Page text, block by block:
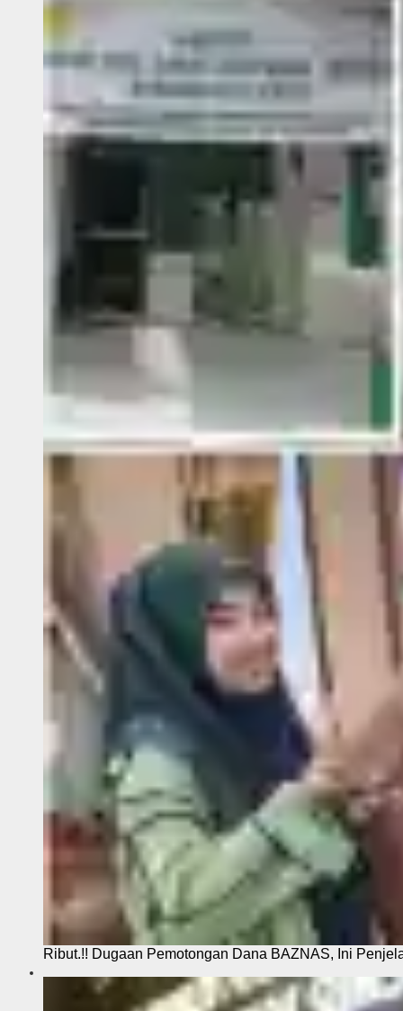
Ribut.!! Dugaan Pemotongan Dana BAZNAS, Ini